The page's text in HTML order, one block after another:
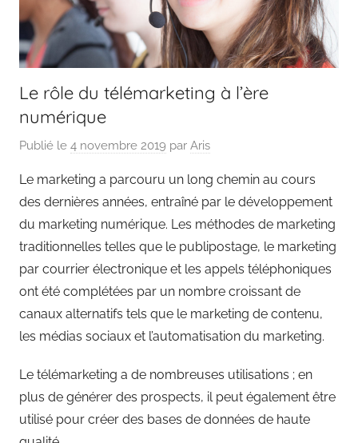
Le rôle du télémarketing à l’ère
numérique
Publié le 4 novembre 2019 par Aris
Le marketing a parcouru un long chemin au cours
des dernières années, entraîné par le développement
du marketing numérique. Les méthodes de marketing
traditionnelles telles que le publipostage, le marketing
par courrier électronique et les appels téléphoniques
ont été complétées par un nombre croissant de
canaux alternatifs tels que le marketing de contenu,
les médias sociaux et l’automatisation du marketing.
Le télémarketing a de nombreuses utilisations ; en
plus de générer des prospects, il peut également être
utilisé pour créer des bases de données de haute